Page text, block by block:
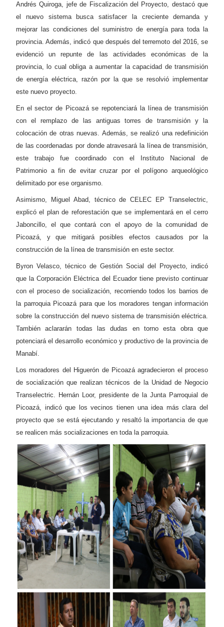
Andrés Quiroga, jefe de Fiscalización del Proyecto, destacó que
el nuevo sistema busca satisfacer la creciente demanda y
mejorar las condiciones del suministro de energía para toda la
provincia. Además, indicó que después del terremoto del 2016, se
evidenció un repunte de las actividades económicas de la
provincia, lo cual obliga a aumentar la capacidad de transmisión
de energía eléctrica, razón por la que se resolvió implementar
este nuevo proyecto.
En el sector de Picoazá se repotenciará la línea de transmisión
con el remplazo de las antiguas torres de transmisión y la
colocación de otras nuevas. Además, se realizó una redefinición
de las coordenadas por donde atravesará la línea de transmisión,
este trabajo fue coordinado con el Instituto Nacional de
Patrimonio a fin de evitar cruzar por el polígono arqueológico
delimitado por ese organismo.
Asimismo, Miguel Abad, técnico de CELEC EP Transelectric,
explicó el plan de reforestación que se implementará en el cerro
Jaboncillo, el que contará con el apoyo de la comunidad de
Picoazá, y que mitigará posibles efectos causados por la
construcción de la línea de transmisión en este sector.
Byron Velasco, técnico de Gestión Social del Proyecto, indicó
que la Corporación Eléctrica del Ecuador tiene previsto continuar
con el proceso de socialización, recorriendo todos los barrios de
la parroquia Picoazá para que los moradores tengan información
sobre la construcción del nuevo sistema de transmisión eléctrica.
También aclararán todas las dudas en torno esta obra que
potenciará el desarrollo económico y productivo de la provincia de
Manabí.
Los moradores del Higuerón de Picoazá agradecieron el proceso
de socialización que realizan técnicos de la Unidad de Negocio
Transelectric. Hernán Loor, presidente de la Junta Parroquial de
Picoazá, indicó que los vecinos tienen una idea más clara del
proyecto que se está ejecutando y resaltó la importancia de que
se realicen más socializaciones en toda la parroquia.